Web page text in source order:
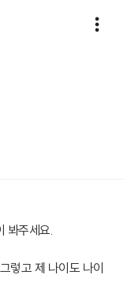
봐주세요.
렇고 제 나이도 나이